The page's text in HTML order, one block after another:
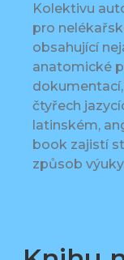
Kolektivu
pro
obsahující
anatomické
čtyřech
latinském,
book zajistí
způsob